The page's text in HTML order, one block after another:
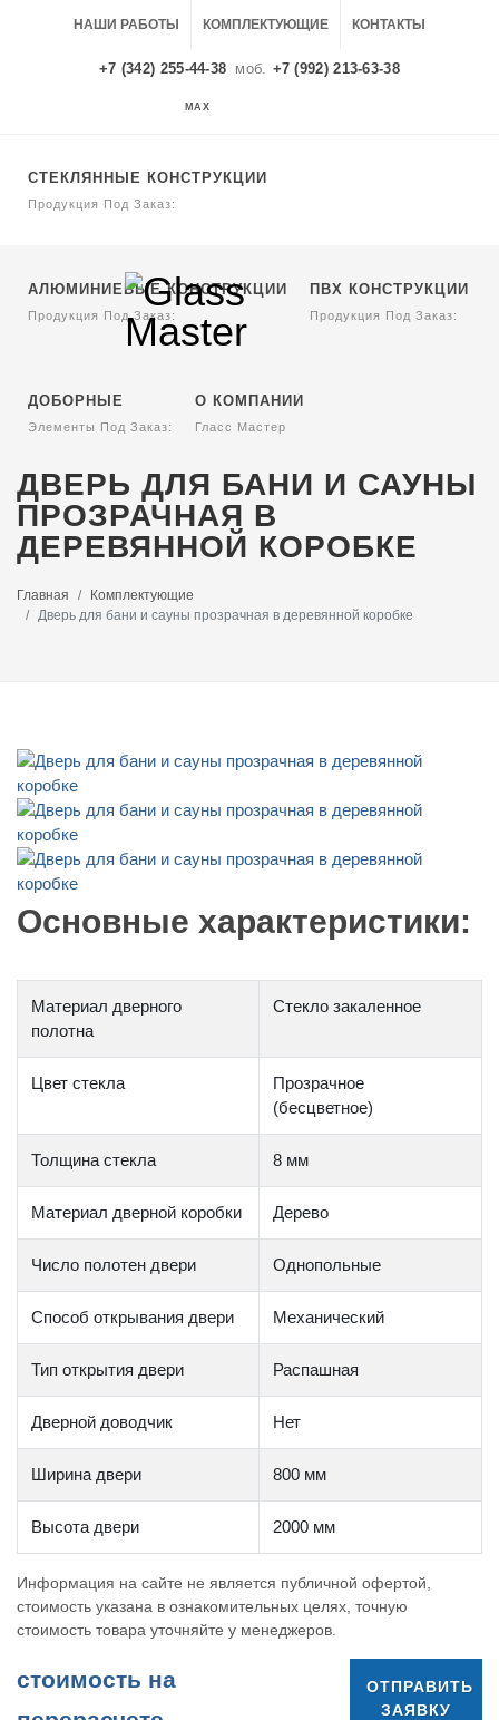
НАШИ РАБОТЫ КОМПЛЕКТУЮЩИЕ КОНТАКТЫ
+7 (342) 255-44-38 моб. +7 (992) 213-63-38
MAX
СТЕКЛЯННЫЕ КОНСТРУКЦИИ
Продукция Под Заказ:
АЛЮМИНИЕВЫЕ КОНСТРУКЦИИ
Продукция Под Заказ:
ПВХ КОНСТРУКЦИИ
Продукция Под Заказ:
ДОБОРНЫЕ
Элементы Под Заказ:
О КОМПАНИИ
Гласс Мастер
ДВЕРЬ ДЛЯ БАНИ И САУНЫ
ПРОЗРАЧНАЯ В
ДЕРЕВЯННОЙ КОРОБКЕ
Главная
Комплектующие
Дверь для бани и сауны прозрачная в деревянной коробке
Основные характеристики:
Материал дверного
полотна
Стекло закаленное
Цвет стекла
Прозрачное
(бесцветное)
Толщина стекла 8 мм
Материал дверной коробки Дерево
Число полотен двери Однопольные
Способ открывания двери Механический
Тип открытия двери Распашная
Дверной доводчик Нет
Ширина двери 800 мм
Высота двери 2000 мм
Информация на сайте не является публичной офертой,
стоимость указана в ознакомительных целях, точную
стоимость товара уточняйте у менеджеров.
cтоимость на
ОТПРАВИТЬ
ЗАЯВКУ